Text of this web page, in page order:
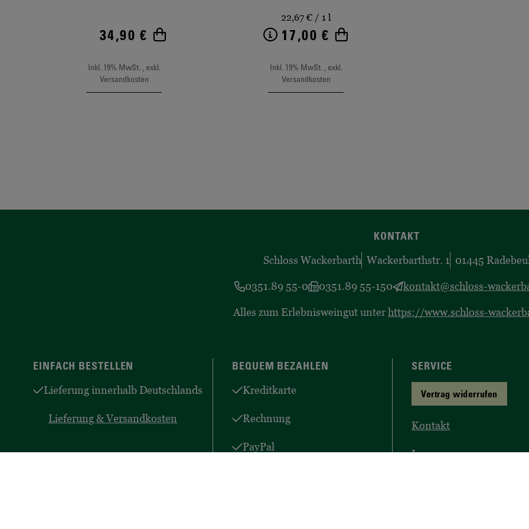
34,90 € In den Warenkorb
Inkl. 19% MwSt.
exkl.
Versandkosten
Weitere Informationen
17,00 € In den Warenkorb
Inkl. 19% MwSt.
exkl.
Versandkosten
22,67 €/ 1 l
KONTAKT
Schloss Wackerbarth Wackerbarthstr. 1 01445
0351.89 55-0 0351.89 55-150 kontakt@schloss-
Alles zum Erlebnisweingut unter https://www.schloss-
EINFACH BESTELLEN
Lieferung innerhalb Deutschlands
Lieferung & Versandkosten
BEQUEM BEZAHLEN
Kreditkarte
Rechnung
PayPal
SERVICE
Vertrag widerrufen
Kontakt
Impressum